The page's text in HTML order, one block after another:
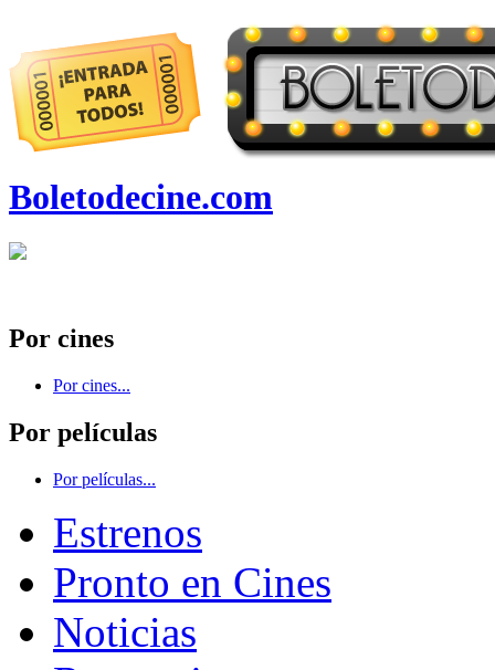
Boletodecine.com
Por cines
Por cines...
Por películas
Por películas...
Estrenos
Pronto en Cines
Noticias